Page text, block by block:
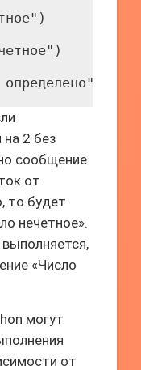
на 2 без
сообщение
от
то будет
нечетное».
выполняется,
«Число
могут
от